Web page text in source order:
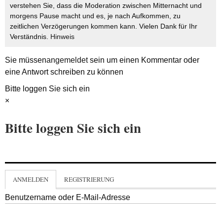
verstehen Sie, dass die Moderation zwischen Mitternacht und
morgens Pause macht und es, je nach Aufkommen, zu
zeitlichen Verzögerungen kommen kann. Vielen Dank für Ihr
Verständnis. Hinweis
Sie müssenangemeldetsein um einen Kommentar oder
eine Antwort schreiben zu können
Bitte loggen Sie sich ein
×
Bitte loggen Sie sich ein
ANMELDEN REGISTRIERUNG
Benutzername oder E-Mail-Adresse